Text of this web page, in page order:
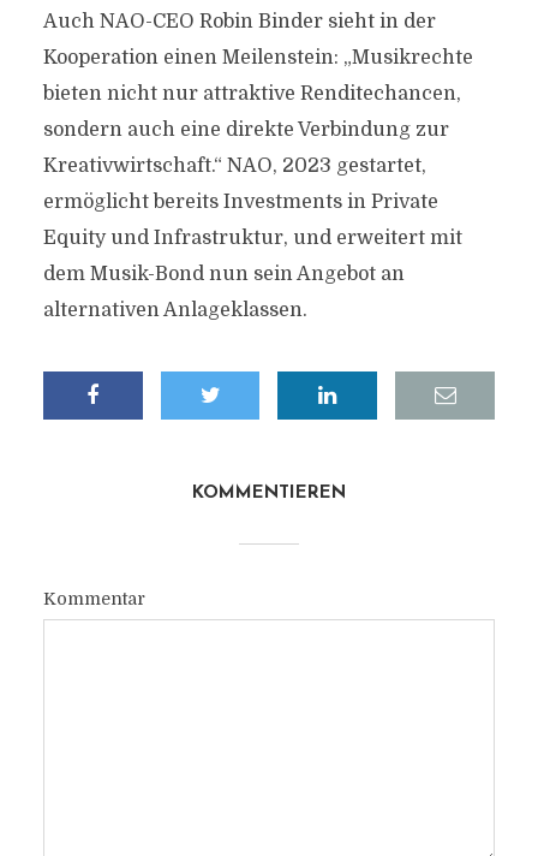
Auch NAO-CEO Robin Binder sieht in der
Kooperation einen Meilenstein: „Musikrechte
bieten nicht nur attraktive Renditechancen,
sondern auch eine direkte Verbindung zur
Kreativwirtschaft.“ NAO, 2023 gestartet,
ermöglicht bereits Investments in Private
Equity und Infrastruktur, und erweitert mit
dem Musik-Bond nun sein Angebot an
alternativen Anlageklassen.
KOMMENTIEREN
Kommentar